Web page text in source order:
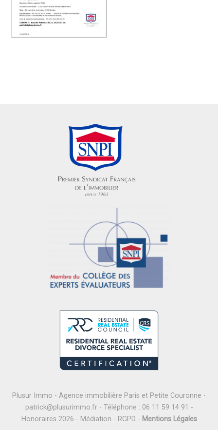
Plusur Immo - Agence immobilière Paris et Petite Couronne -
patrick@plusurimmo.fr- Téléphone : 06 11 59 14 91 -
Honoraires 2026 - Médiation - RGPD - Mentions Légales